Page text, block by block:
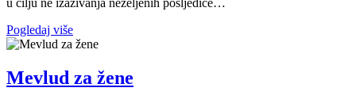
Pogledaj više
Mevlud za žene